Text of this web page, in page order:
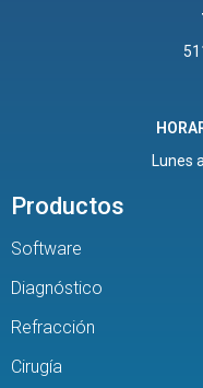
Lunes
Productos
Software
Diagnóstico
Refracción
Cirugía